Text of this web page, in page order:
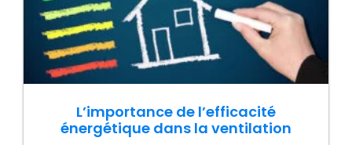
L’importance de l’efficacité
énergétique dans la ventilation